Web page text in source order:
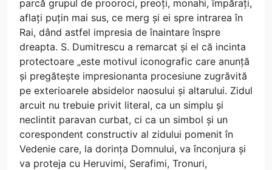
parcă grupul de prooroci, preoți, monahi, împărați,
aflați puțin mai sus, ce merg și ei spre intrarea în
Rai, dând astfel impresia de înaintare înspre
dreapta. S. Dumitrescu a remarcat și el că incinta
protectoare „este motivul iconografic care anunță
și pregătește impresionanta procesiune zugrăvită
pe exterioarele absidelor naosului și altarului. Zidul
arcuit nu trebuie privit literal, ca un simplu și
neclintit paravan curbat, ci ca un simbol și un
corespondent constructiv al zidului pomenit în
Vedenie care, la dorința Domnului, va înconjura și
va proteja cu Heruvimi, Serafimi, Tronuri,